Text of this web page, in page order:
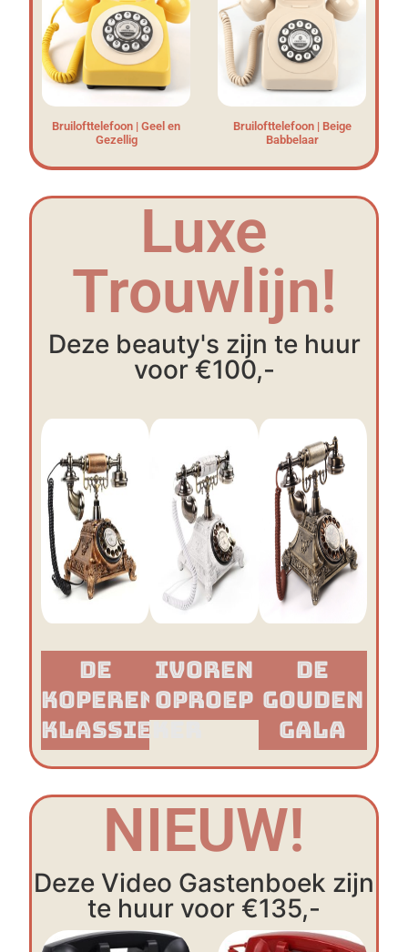
Bruilofttelefoon | Geel en
Gezellig
Bruilofttelefoon | Beige
Babbelaar
Luxe
Trouwlijn!
Deze beauty's zijn te huur
voor €100,-
De
Koperen
Klassieker​
Ivoren
Oproep
De
Gouden
Gala
NIEUW!
Deze Video Gastenboek zijn
te huur voor €135,-